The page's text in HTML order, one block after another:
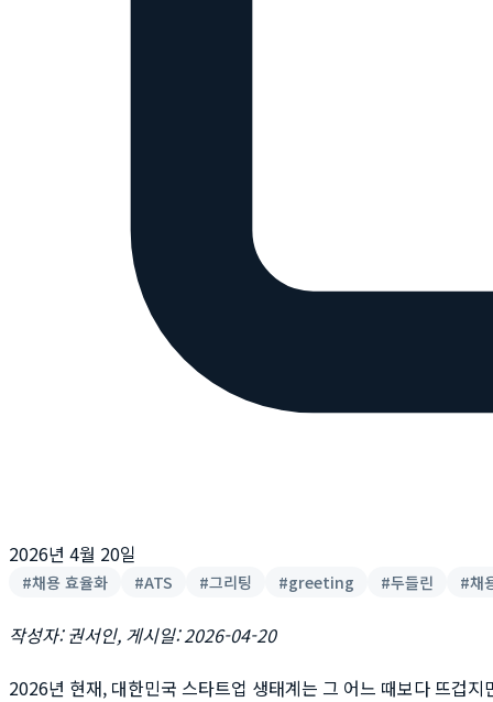
2026년 4월 20일
#채용 효율화 #ATS #그리팅 #greeting #두들린 #채
작성자: 권서인, 게시일: 2026-04-20
2026년 현재, 대한민국 스타트업 생태계는 그 어느 때보다 뜨겁지